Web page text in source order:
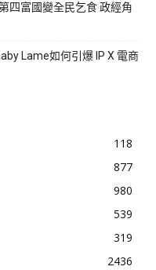
四富國變全民乞食 政經角
Lame如何引爆 IP X 電商
118
877
980
539
319
2436